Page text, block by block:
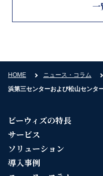
一
HOME ニュース・コラム
浜第三センターおよび松山センタ
ビーウィズの特長
サービス
ソリューション
導入事例